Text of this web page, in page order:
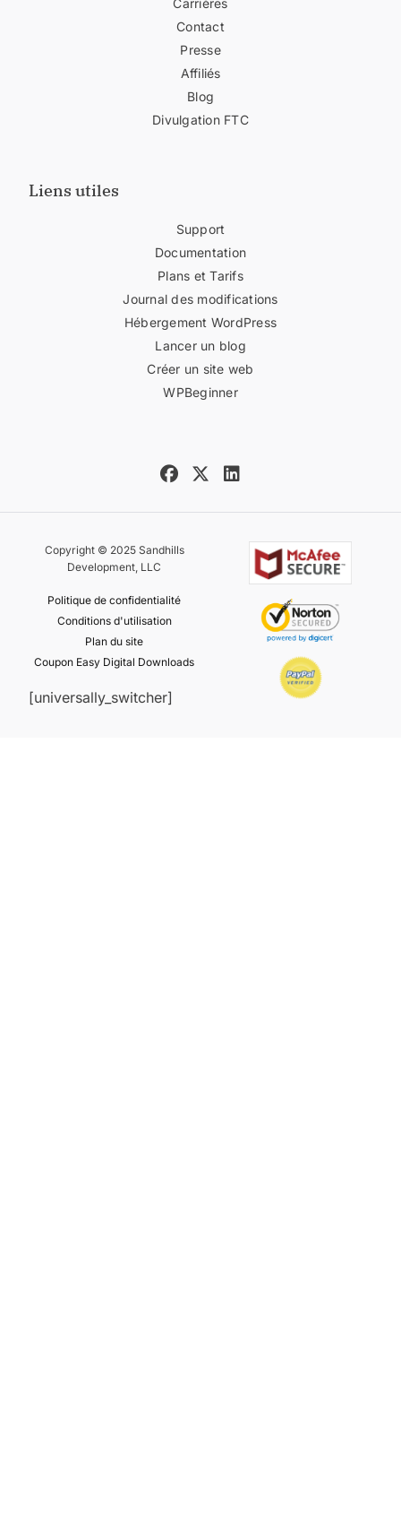
Carrières
Contact
Presse
Affiliés
Blog
Divulgation FTC
Liens utiles
Support
Documentation
Plans et Tarifs
Journal des modifications
Hébergement WordPress
Lancer un blog
Créer un site web
WPBeginner
Copyright © 2025 Sandhills
Development, LLC
Politique de confidentialité
Conditions d'utilisation
Plan du site
Coupon Easy Digital Downloads
[universally_switcher]